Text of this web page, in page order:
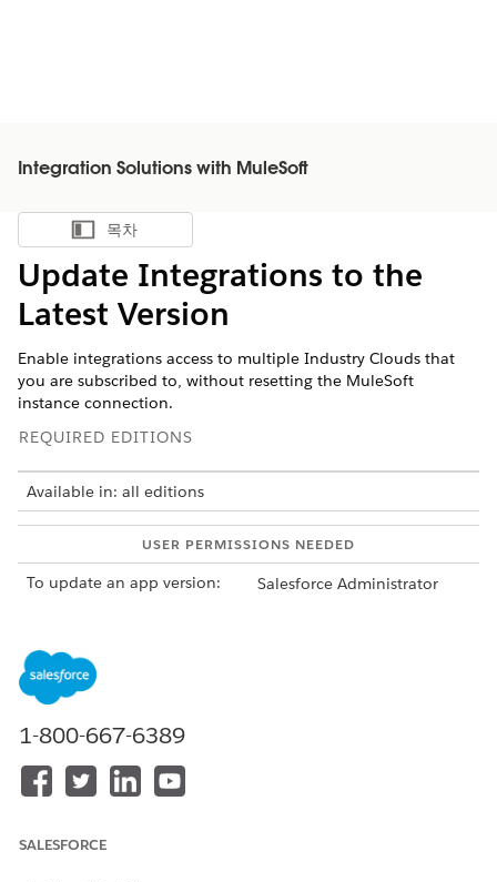
Integration Solutions with MuleSoft
목차 표시
목차
Update Integrations to the
Latest Version
Enable integrations access to multiple Industry Clouds that
you are subscribed to, without resetting the MuleSoft
instance connection.
REQUIRED EDITIONS
Available in: all editions
USER PERMISSIONS NEEDED
To update an app version:
Salesforce Administrator
In Setup, find and select
On the MuleSoft Setup page, in the MuleSoft Instance
area, click the down arrow, and then select
Read and accept the terms and conditions and click
1-800-667-6389
SALESFORCE